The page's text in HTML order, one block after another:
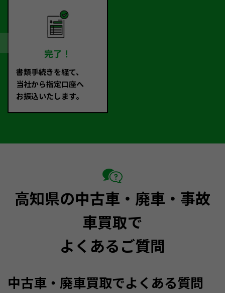
完了！
書類手続きを経て、
当社から指定口座へ
お振込いたします。
高知県の中古車・廃車・事故
車買取で
よくあるご質問
中古車・廃車買取でよくある質問